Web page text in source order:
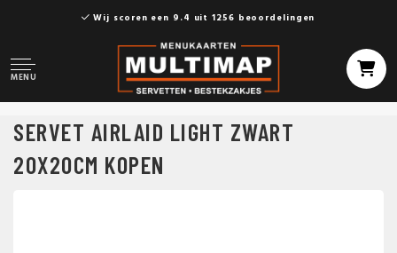
Wij scoren een 9.4 uit 1256 beoordelingen
MENU
SERVET AIRLAID LIGHT ZWART
20X20CM KOPEN